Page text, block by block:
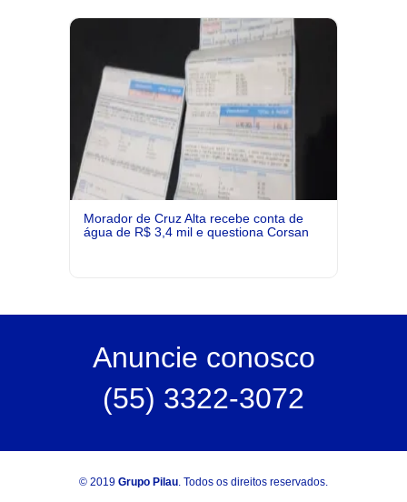
Morador de Cruz Alta recebe conta de
água de R$ 3,4 mil e questiona Corsan
Anuncie conosco
(55) 3322-3072
© 2019 Grupo Pilau. Todos os direitos reservados.